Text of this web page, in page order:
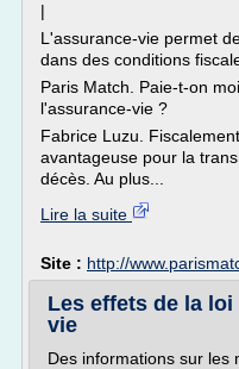
|
L'assurance-vie permet
dans des conditions
Paris Match. Paie-t-on
l'assurance-vie ?
Fabrice Luzu.
avantageuse pour la
décès. Au plus...
Lire la suite
Site : http://
Les effets de la loi
vie
Des informations sur les